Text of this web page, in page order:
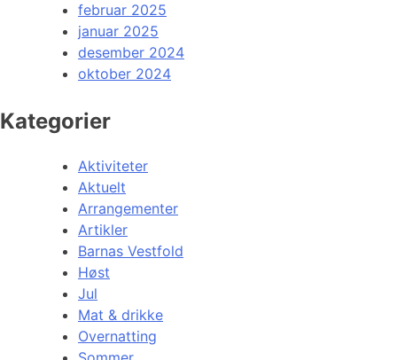
februar 2025
januar 2025
desember 2024
oktober 2024
Kategorier
Aktiviteter
Aktuelt
Arrangementer
Artikler
Barnas Vestfold
Høst
Jul
Mat & drikke
Overnatting